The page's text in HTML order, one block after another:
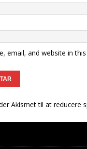
email, and website in
Akismet til at reducere